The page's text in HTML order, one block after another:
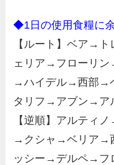
◆1日の使用食糧に
【ルート】ベア→
ェリア→フローリ
→ハイデル→西部→
タリフ→アブン→ア
【逆順】アルティ
→クシャ→ベリア→
ッシー→デルペ→フ